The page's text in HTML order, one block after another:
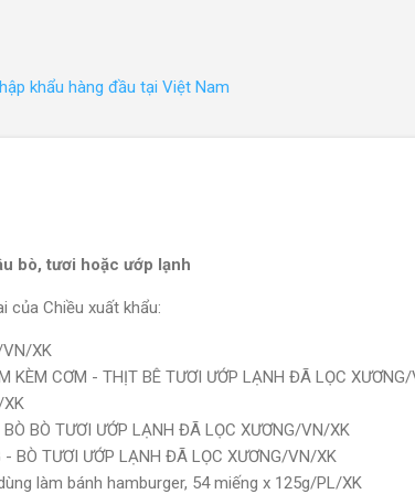
khẩu hàng đầu tại Việt Nam
bò, tươi hoặc ướp lạnh
của Chiều xuất khẩu:
XK
KÈM CƠM - THỊT BÊ TƯƠI ƯỚP LẠNH ĐÃ LỌC
BÒ TƯƠI ƯỚP LẠNH ĐÃ LỌC XƯƠNG/VN/XK
BÒ TƯƠI ƯỚP LẠNH ĐÃ LỌC XƯƠNG/VN/XK
làm bánh hamburger, 54 miếng x 125g/PL/XK